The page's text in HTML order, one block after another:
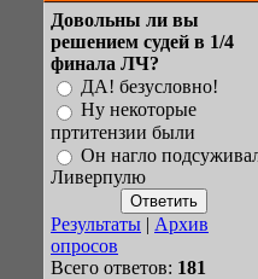
Довольны ли вы
решением судей в 1/4
финала ЛЧ?
ДА! безусловно!
Ну некоторые
пртитензии были
Он нагло
Ливерпулю
Результаты | Архив
опросов
Всего ответов: 181